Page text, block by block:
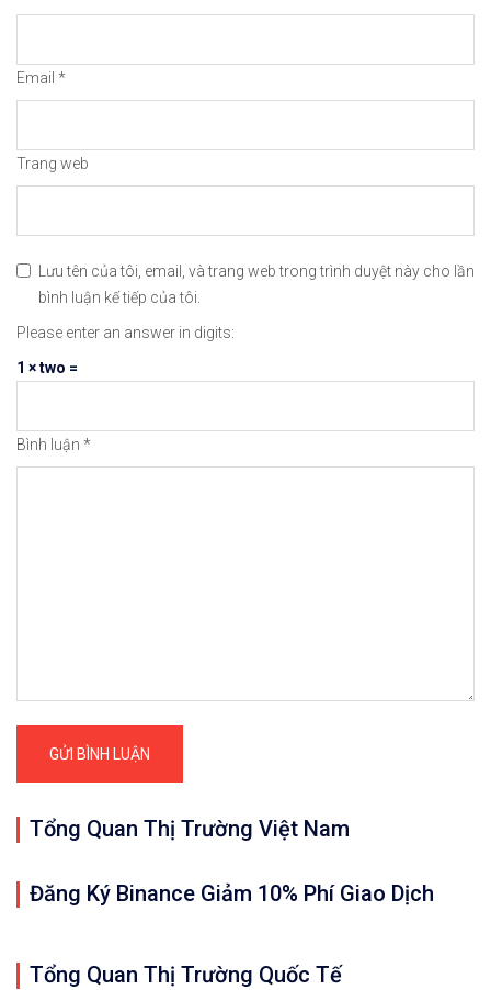
Email *
Trang web
Lưu tên của tôi, email, và trang web trong trình duyệt này cho lần
bình luận kế tiếp của tôi.
Please enter an answer in digits:
1 × two =
Bình luận *
Tổng Quan Thị Trường Việt Nam
Đăng Ký Binance Giảm 10% Phí Giao Dịch
Tổng Quan Thị Trường Quốc Tế